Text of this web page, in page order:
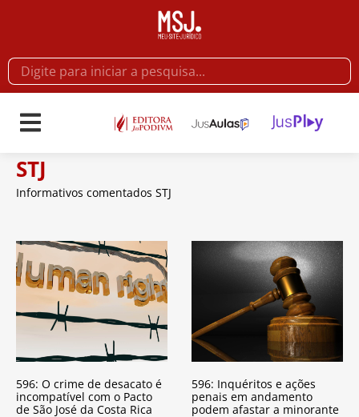
STJ
Informativos comentados STJ
596: O crime de desacato é
incompatível com o Pacto
de São José da Costa Rica
596: Inquéritos e ações
penais em andamento
podem afastar a minorante